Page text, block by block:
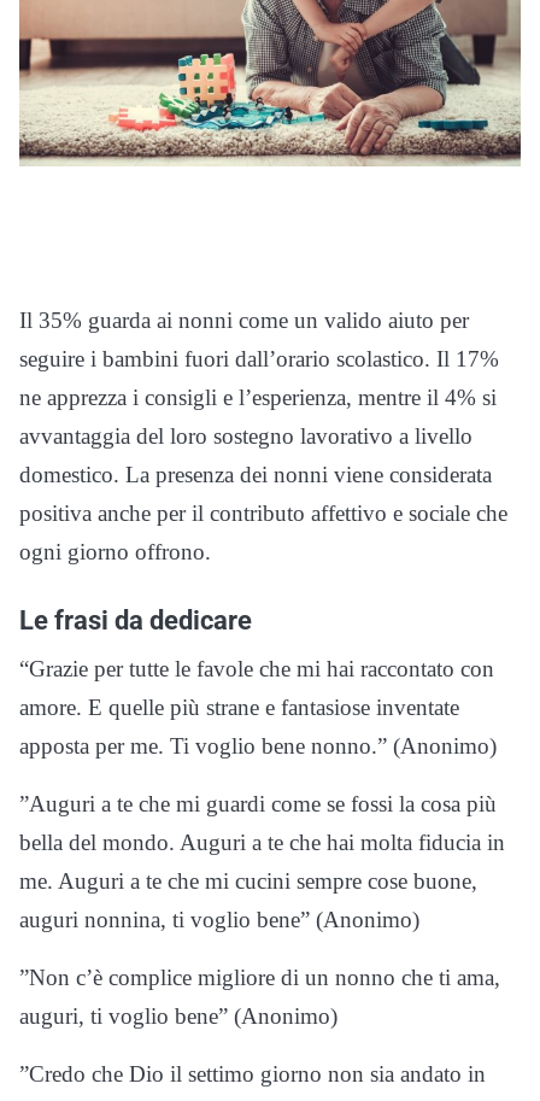
Il 35% guarda ai nonni come un valido aiuto per
seguire i bambini fuori dall’orario scolastico. Il 17%
ne apprezza i consigli e l’esperienza, mentre il 4% si
avvantaggia del loro sostegno lavorativo a livello
domestico. La presenza dei nonni viene considerata
positiva anche per il contributo affettivo e sociale che
ogni giorno offrono.
Le frasi da dedicare
“Grazie per tutte le favole che mi hai raccontato con
amore. E quelle più strane e fantasiose inventate
apposta per me. Ti voglio bene nonno.” (Anonimo)
”Auguri a te che mi guardi come se fossi la cosa più
bella del mondo. Auguri a te che hai molta fiducia in
me. Auguri a te che mi cucini sempre cose buone,
auguri nonnina, ti voglio bene” (Anonimo)
”Non c’è complice migliore di un nonno che ti ama,
auguri, ti voglio bene” (Anonimo)
”Credo che Dio il settimo giorno non sia andato in